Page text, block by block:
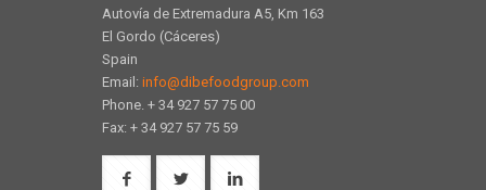
Autovía de Extremadura A5, Km 163
El Gordo (Cáceres)
Spain
Email: info@dibefoodgroup.com
Phone. + 34 927 57 75 00
Fax: + 34 927 57 75 59